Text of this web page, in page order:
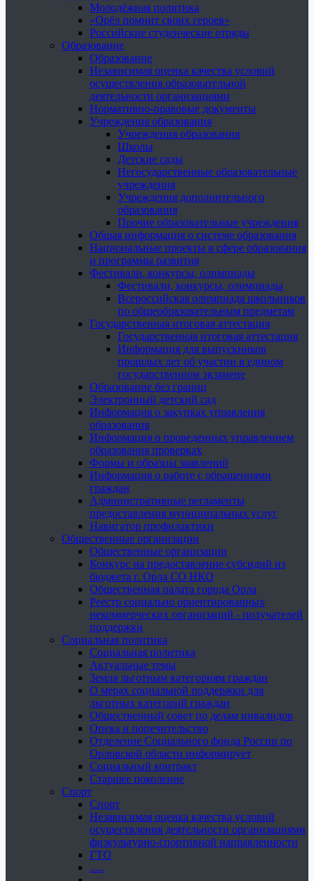
Молодёжная политика
«Орёл помнит своих героев»
Российские студенческие отряды
Образование
Образование
Независимая оценка качества условий
осуществления образовательной
деятельности организациями
Нормативно-правовые документы
Учреждения образования
Учреждения образования
Школы
Детские сады
Негосударственные образовательные
учреждения
Учреждения дополнительного
образования
Прочие образовательные учреждения
Общая информация о системе образования
Национальные проекты в сфере образования
и программы развития
Фестивали, конкурсы, олимпиады
Фестивали, конкурсы, олимпиады
Всероссийская олимпиада школьников
по общеобразовательным предметам
Государственная итоговая аттестация
Государственная итоговая аттестация
Информация для выпускников
прошлых лет об участии в едином
государственном экзамене
Образование без границ
Электронный детский сад
Информация о закупках управления
образования
Информация о проведенных управлением
образования проверках
Формы и образцы заявлений
Информация о работе с обращениями
граждан
Административные регламенты
предоставления муниципальных услуг
Навигатор профилактики
Общественные организации
Общественные организации
Конкурс на предоставление субсидий из
бюджета г. Орла СО НКО
Общественная палата города Орла
Реестр социально ориентированных
некоммерческих организаций - получателей
поддержки
Социальная политика
Социальная политика
Актуальные темы
Земля льготным категориям граждан
О мерах социальной поддержки для
льготных категорий граждан
Общественный совет по делам инвалидов
Опека и попечительство
Отделение Социального фонда России по
Орловской области информирует
Социальный контракт
Старшее поколение
Спорт
Спорт
Независимая оценка качества условий
осуществления деятельности организациями
физкультурно-спортивной направленности
ГТО
.....